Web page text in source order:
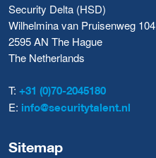
Security Delta (HSD)
Wilhelmina van Pruisenweg 104
2595 AN The Hague
The Netherlands
T: +31 (0)70-2045180
E: info@securitytalent.nl
Sitemap